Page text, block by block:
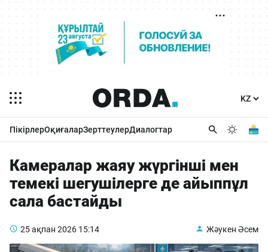
ПікірлерОқиғаларЗерттеулерДиалогтар
Камералар жаяу жүргінші мен
темекі шегушілерге де айыппұл
сала бастайды
25 ақпан 2026 15:14 Жәукен Әсем